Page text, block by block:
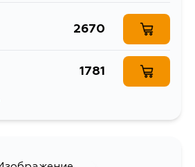
2670
1781